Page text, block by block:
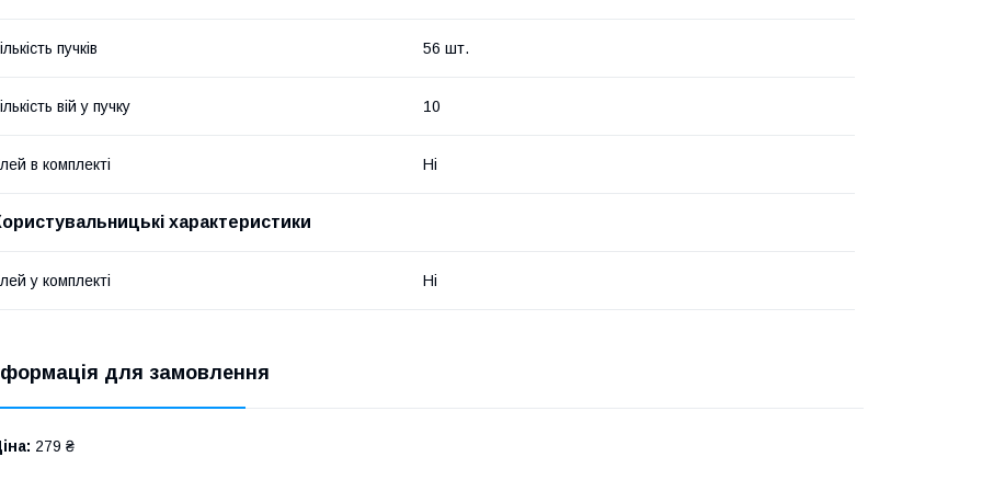
пучків 56 шт.
вій у пучку 10
в комплекті Ні
характеристики
у комплекті Ні
для замовлення
279 ₴